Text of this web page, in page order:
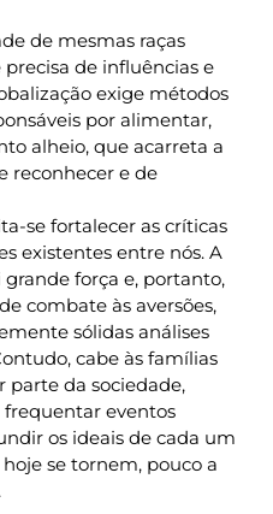
de mesmas raças
de influências e
exige métodos
por alimentar,
alheio, que acarreta a
reconhecer e de
se fortalecer as críticas
existentes entre nós. A
força e, portanto,
combate às aversões,
sólidas análises
cabe às famílias
parte da sociedade,
eventos
os ideais de cada um
se tornem, pouco a